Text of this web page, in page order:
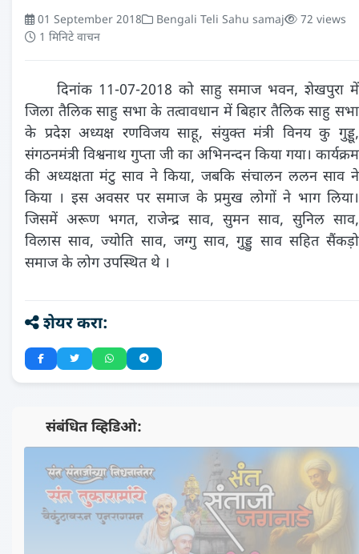
01 September 2018 Bengali Teli Sahu samaj
72 views
1 मिनिटे वाचन
दिनांक 11-07-2018 को साहु समाज भवन, शेखपुरा में
जिला तैलिक साहु सभा के तत्वावधान में बिहार तैलिक साहु सभा
के प्रदेश अध्यक्ष रणविजय साहू, संयुक्त मंत्री विनय कु गुड्डू,
संगठनमंत्री विश्वनाथ गुप्ता जी का अभिनन्दन किया गया। कार्यक्रम
की अध्यक्षता मंटु साव ने किया, जबकि संचालन ललन साव ने
किया । इस अवसर पर समाज के प्रमुख लोगों ने भाग लिया।
जिसमें अरूण भगत, राजेन्द्र साव, सुमन साव, सुनिल साव,
विलास साव, ज्योति साव, जग्गु साव, गुड्डु साव सहित सैंकड़ो
समाज के लोग उपस्थित थे ।
शेयर करा:
📺 संबंधित व्हिडिओ:
▶️